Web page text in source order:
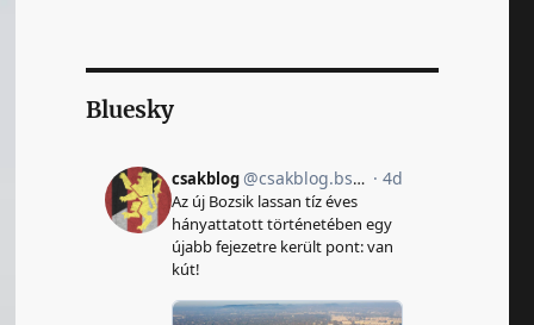
Bluesky